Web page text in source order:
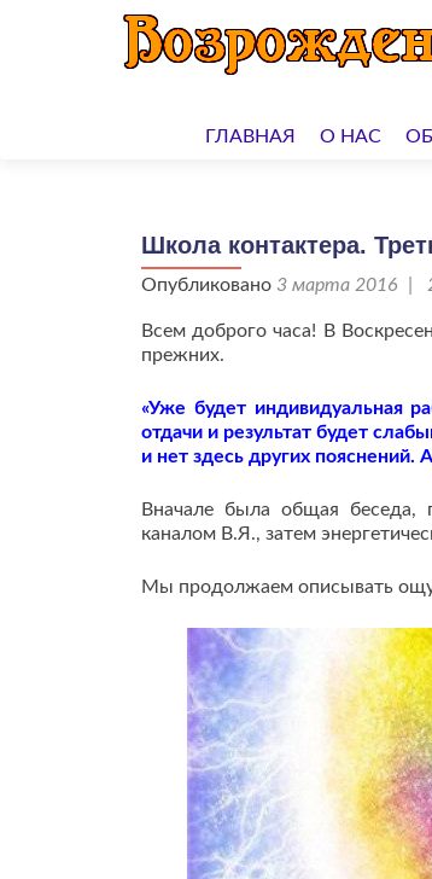
кГЛАВНАЯ О НАС
Школа контактера.
Опубликовано 3 марта 2016 |
Всем доброго часа! В
прежних.
«Уже будет индивидуальная
отдачи и результат будет
и нет здесь других пояснений.
Вначале была общая беседа,
каналом В.Я., затем
Мы продолжаем описывать